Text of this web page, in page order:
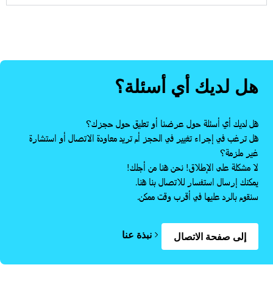
هل لديك أي أسئلة؟
هل لديك أي أسئلة حول عرضنا أو تعليق حول حجزك؟
هل ترغب في إجراء تغيير في الحجز أم تريد معاودة الاتصال أو استشارة
غير ملزمة؟
لا مشكلة على الإطلاق! نحن هنا من أجلك!
يمكنك إرسال استفسار للاتصال بنا هنا.
سنقوم بالرد عليها في أقرب وقت ممكن.
إلى صفحة الاتصال نبذة عنا